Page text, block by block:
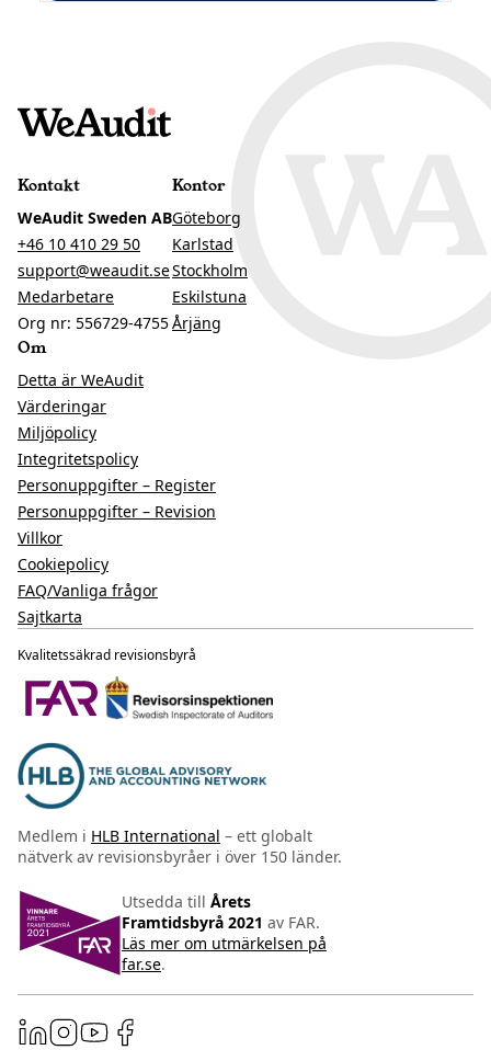
Kontakt
WeAudit Sweden AB
+46 10 410 29 50
support@weaudit.se
Medarbetare
Org nr: 556729-4755
Kontor
Göteborg
Karlstad
Stockholm
Eskilstuna
Årjäng
Om
Detta är WeAudit
Värderingar
Miljöpolicy
Integritetspolicy
Personuppgifter – Register
Personuppgifter – Revision
Villkor
Cookiepolicy
FAQ/Vanliga frågor
Sajtkarta
Kvalitetssäkrad revisionsbyrå
Medlem i HLB International – ett globalt
nätverk av revisionsbyråer i över 150 länder.
Utsedda till Årets
Framtidsbyrå 2021 av FAR.
Läs mer om utmärkelsen på
far.se.